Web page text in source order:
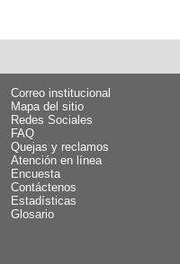
Correo institucional
Mapa del sitio
Redes Sociales
FAQ
Quejas y reclamos
Atención en línea
Encuesta
Contáctenos
Estadísticas
Glosario